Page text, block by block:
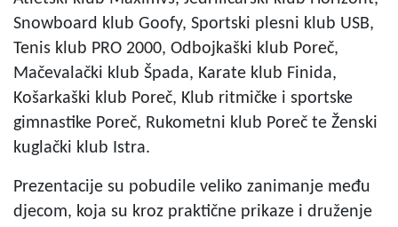
Snowboard klub Goofy, Sportski plesni klub USB,
Tenis klub PRO 2000, Odbojkaški klub Poreč,
Mačevalački klub Špada, Karate klub Finida,
Košarkaški klub Poreč, Klub ritmičke i sportske
gimnastike Poreč, Rukometni klub Poreč te Ženski
kuglački klub Istra.
Prezentacije su pobudile veliko zanimanje među
djecom, koja su kroz praktične prikaze i druženje